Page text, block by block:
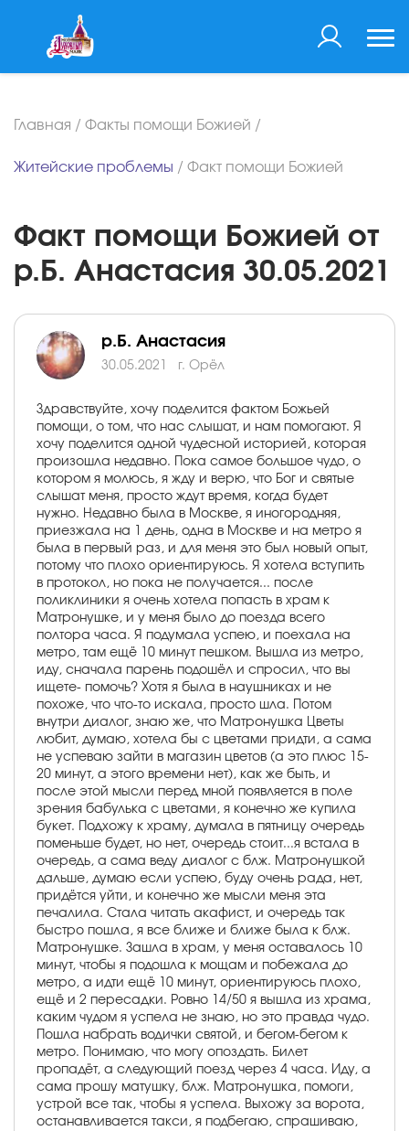
Главная / Факты помощи Божией /
Житейские проблемы / Факт помощи Божией
Факт помощи Божией от
р.Б. Анастасия 30.05.2021
р.Б. Анастасия
30.05.2021 г. Орёл
Здравствуйте, хочу поделится фактом Божьей
помощи, о том, что нас слышат, и нам помогают. Я
хочу поделится одной чудесной историей, которая
произошла недавно. Пока самое большое чудо, о
котором я молюсь, я жду и верю, что Бог и святые
слышат меня, просто ждут время, когда будет
нужно. Недавно была в Москве, я иногородняя,
приезжала на 1 день, одна в Москве и на метро я
была в первый раз, и для меня это был новый опыт,
потому что плохо ориентируюсь. Я хотела вступить
в протокол, но пока не получается... после
поликлиники я очень хотела попасть в храм к
Матронушке, и у меня было до поезда всего
полтора часа. Я подумала успею, и поехала на
метро, там ещё 10 минут пешком. Вышла из метро,
иду, сначала парень подошёл и спросил, что вы
ищете- помочь? Хотя я была в наушниках и не
похоже, что что-то искала, просто шла. Потом
внутри диалог, знаю же, что Матронушка Цветы
любит, думаю, хотела бы с цветами придти, а сама
не успеваю зайти в магазин цветов (а это плюс 15-
20 минут, а этого времени нет), как же быть, и
после этой мысли перед мной появляется в поле
зрения бабулька с цветами, я конечно же купила
букет. Подхожу к храму, думала в пятницу очередь
поменьше будет, но нет, очередь стоит...я встала в
очередь, а сама веду диалог с блж. Матронушкой
дальше, думаю если успею, буду очень рада, нет,
придётся уйти, и конечно же мысли меня эта
печалила. Стала читать акафист, и очередь так
быстро пошла, я все ближе и ближе была к блж.
Матронушке. Зашла в храм, у меня оставалось 10
минут, чтобы я подошла к мощам и побежала до
метро, а идти ещё 10 минут, ориентируюсь плохо,
ещё и 2 пересадки. Ровно 14/50 я вышла из храма,
каким чудом я успела не знаю, но это правда чудо.
Пошла набрать водички святой, и бегом-бегом к
метро. Понимаю, что могу опоздать. Билет
пропадёт, а следующий поезд через 4 часа. Иду, а
сама прошу матушку, блж. Матронушка, помоги,
устрой все так, чтобы я успела. Выхожу за ворота,
останавливается такси, я подбегаю, спрашиваю,